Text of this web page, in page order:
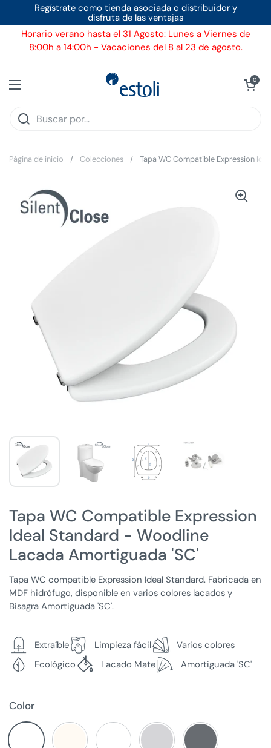
Ir al contenidoRegístrate como tienda asociada o distribuidor y
disfruta de las ventajas
Horario verano hasta el 31 Agosto: Lunes a Viernes de
8:00h a 14:00h - Vacaciones del 8 al 23 de agosto.
Abrir menú
Ver carrito
0
Página de inicio / Colecciones / Tapa WC Compatible Expression
Tapa WC Compatible Expression
Ideal Standard - Woodline
Lacada Amortiguada 'SC'
Tapa WC compatible Expression Ideal Standard. Fabricada en
MDF hidrófugo, disponible en varios colores lacados y
Bisagra Amortiguada 'SC'.
Extraíble Limpieza fácil
Varios colores
Ecológico
Lacado Mate Amortiguada 'SC'
Color